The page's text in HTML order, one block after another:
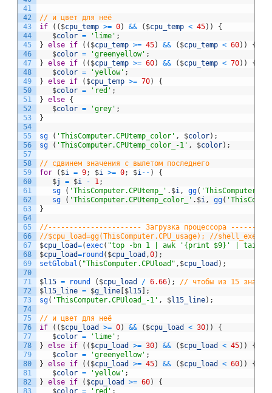
41
42
43
44
45
46
47
48
49
50
51
52
53
54
55
56
57
58
59
60
61
62
63
64
65
66
67
68
69
70
71
72
73
74
75
76
77
78
79
80
81
82
83
// и цвет для неё
if
( ( $cpu_temp >= 0) && ( $cpu_temp < 45) )
{
$color = 'lime' ;
} else if ( ( $cpu_temp >= 45) && ( $cpu_temp < 60) )
{
$color = 'greenyellow' ;
} else if ( ( $cpu_temp >= 60) && ( $cpu_temp < 70) )
{
$color = 'yellow' ;
} else if ( $cpu_temp >= 70)
{
$color = 'red' ;
} else {
$color = 'grey' ;
}
sg ( 'ThisComputer.CPUtemp_color' , $color) ;
sg
( 'ThisComputer.CPUtemp_color_-1' , $color) ;
// сдвинем значения с вылетом последнего
for
( $i = 9; $i >= 0; $i-- )
{
$j = $i - 1;
sg
( 'ThisComputer.CPUtemp_' . $i, gg(
sg
( 'ThisComputer.CPUtemp_color_' . $i, gg(
}
//---------------------- Загрузка процессора
//$cpu_load=gg(ThisComputer.CPU_usage); //
$cpu_load=(exec( "top -bn 1 | awk '{print $9}' | tail -n
$cpu_load=round ( $cpu_load ,0) ;
setGlobal ( "ThisComputer.CPUload" , $cpu_load ) ;
$l15 = round ( $cpu_load / 6.66) ;
// чтобы из 15
$l15_line = $g_line $l15
;
sg( 'ThisComputer.CPUload_-1' , $l15_line) ;
// и цвет для неё
if
( ( $cpu_load >= 0) && ( $cpu_load < 30) )
{
$color = 'lime' ;
} else if ( ( $cpu_load >= 30) && ( $cpu_load < 45) )
{
$color = 'greenyellow' ;
} else if ( ( $cpu_load >= 45) && ( $cpu_load < 60) )
{
$color = 'yellow' ;
} else if ( $cpu_load >= 60)
{
$color = 'red' ;